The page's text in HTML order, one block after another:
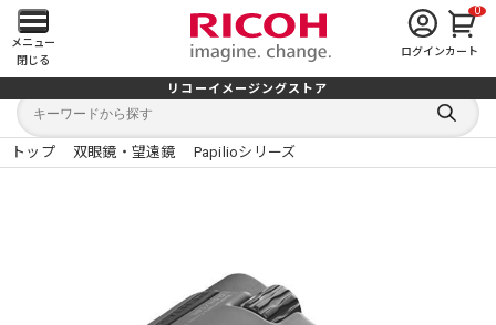
メ
イ
ン
メ
メニュー
閉じる
ログイン
0
カート
リコーイメージングストア
キ
ワ
ー
キ
検
索
る
トップ 双眼鏡・望遠鏡 Papilioシリーズ